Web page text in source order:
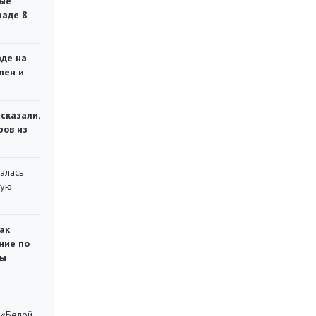
8
на
и
из
по